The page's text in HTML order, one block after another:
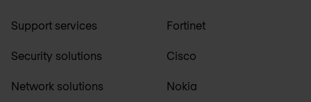
Support services
Security solutions
Network solutions
Fortinet
Cisco
Nokia